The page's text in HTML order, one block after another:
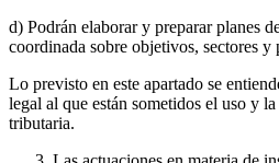
d) Podrán elaborar y preparar planes
coordinada sobre objetivos, sectores y
Lo previsto en este apartado se
legal al que están sometidos el uso y
tributaria.